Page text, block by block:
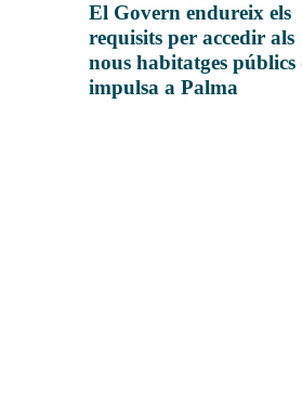
El Govern endureix els
requisits per accedir als
nous habitatges públics
impulsa a Palma